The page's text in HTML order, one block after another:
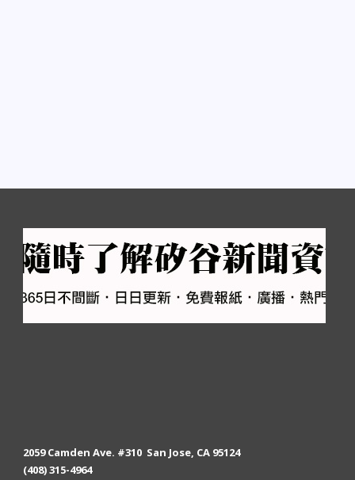
2059 Camden Ave. #310 San Jose, CA 95124
(408) 315-4964